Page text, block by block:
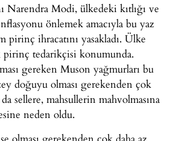
Narendra Modi, ülkedeki kıtlığı ve
önlemek amacıyla bu yaz
pirinç ihracatını yasakladı. Ülke
pirinç tedarikçisi konumunda.
gereken Muson yağmurları bu
doğuyu olması gerekenden çok
sellere, mahsullerin mahvolmasına
neden oldu.